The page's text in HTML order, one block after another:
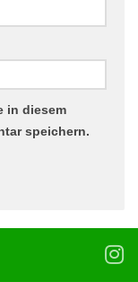
in diesem
speichern.